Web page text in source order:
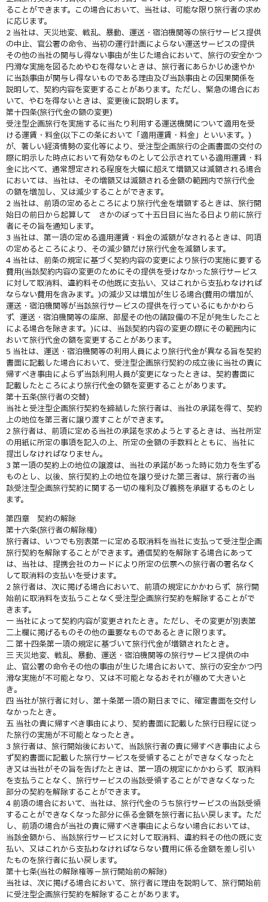
ることができます。この場合において、当社は、可能な限り旅行者の求め
に応じます。
2 当社は、天災地変、戦乱、暴動、運送・宿泊機関等の旅行サービス提供
の中止、官公署の命令、当初の運行計画によらない運送サービスの提供
その他の当社の関与し得ない事由が生じた場合において、旅行の安全かつ
円滑な実施を図るためやむを得ないときは、旅行者にあらかじめ速やか
に当該事由が関与し得ないものである理由及び当該事由との因果関係を
説明して、契約内容を変更することがあります。ただし、緊急の場合にお
いて、やむを得ないときは、変更後に説明します。
第十四条(旅行代金の額の変更)
受注型企画旅行を実施するに当たり利用する運送機関について適用を受
ける運賃・料金(以下この条において「適用運賃・料金」といいます。)
が、著しい経済情勢の変化等により、受注型企画旅行の企画書面の交付の
際に明示した時点において有効なものとして公示されている適用運賃・料
金に比べて、通常想定される程度を大幅に超えて増額又は減額される場合
においては、当社は、その増額又は減額される金額の範囲内で旅行代金
の額を増加し、又は減少することができます。
2 当社は、前項の定めるところにより旅行代金を増額するときは、旅行開
始日の前日から起算して さかのぼって十五日目に当たる日より前に旅行
者にその旨を通知します。
3 当社は、第一項の定める適用運賃・料金の減額がなされるときは、同項
の定めるところにより、その減少額だけ旅行代金を減額します。
4 当社は、前条の規定に基づく契約内容の変更により旅行の実施に要する
費用(当該契約内容の変更のためにその提供を受けなかった旅行サービス
に対して取消料、違約料その他既に支払い、又はこれから支払わなければ
ならない費用を含みます。)の減少又は増加が生じる場合(費用の増加が、
運送・宿泊機関等が当該旅行サービスの提供を行っているにもかかわら
ず、運送・宿泊機関等の座席、部屋その他の諸設備の不足が発生したこと
による場合を除きます。)には、当該契約内容の変更の際にその範囲内に
おいて旅行代金の額を変更することがあります。
5 当社は、運送・宿泊機関等の利用人員により旅行代金が異なる旨を契約
書面に記載した場合において、受注型企画旅行契約の成立後に当社の責に
帰すべき事由によらず当該利用人員が変更になったときは、契約書面に
記載したところにより旅行代金の額を変更することがあります。
第十五条(旅行者の交替)
当社と受注型企画旅行契約を締結した旅行者は、当社の承諾を得て、契約
上の地位を第三者に譲り渡すことができます。
2 旅行者は、前項に定める当社の承諾を求めようとするときは、当社所定
の用紙に所定の事項を記入の上、所定の金額の手数料とともに、当社に
提出しなければなりません。
3 第一項の契約上の地位の譲渡は、当社の承諾があった時に効力を生ずる
ものとし、以後、旅行契約上の地位を譲り受けた第三者は、旅行者の当
該受注型企画旅行契約に関する一切の権利及び義務を承継するものとし
ます。
第四章 契約の解除
第十六条(旅行者の解除権)
旅行者は、いつでも別表第一に定める取消料を当社に支払って受注型企画
旅行契約を解除することができます。通信契約を解除する場合にあって
は、当社は、提携会社のカードにより所定の伝票への旅行者の署名なく
して取消料の支払いを受けます。
2 旅行者は、次に掲げる場合において、前項の規定にかかわらず、旅行開
始前に取消料を支払うことなく受注型企画旅行契約を解除することがで
きます。
一 当社によって契約内容が変更されたとき。ただし、その変更が別表第
二上欄に掲げるものその他の重要なものであるときに限ります。
二 第十四条第一項の規定に基づいて旅行代金が増額されたとき。
三 天災地変、戦乱、暴動、運送・宿泊機関等の旅行サービス提供の中
止、官公署の命令その他の事由が生じた場合において、旅行の安全かつ円
滑な実施が不可能となり、又は不可能となるおそれが極めて大きいと
き。
四 当社が旅行者に対し、第十条第一項の期日までに、確定書面を交付し
なかったとき。
五 当社の責に帰すべき事由により、契約書面に記載した旅行日程に従っ
た旅行の実施が不可能となったとき。
3 旅行者は、旅行開始後において、当該旅行者の責に帰すべき事由によら
ず契約書面に記載した旅行サービスを受領することができなくなったと
き又は当社がその旨を告げたときは、第一項の規定にかかわらず、取消料
を支払うことなく、旅行サービスの当該受領することができなくなった
部分の契約を解除することができます。
4 前項の場合において、当社は、旅行代金のうち旅行サービスの当該受領
することができなくなった部分に係る金額を旅行者に払い戻します。ただ
し、前項の場合が当社の責に帰すべき事由によらない場合においては、
当該金額から、当該旅行サービスに対して取消料、違約料その他の既に支
払い、又はこれから支払わなければならない費用に係る金額を差し引い
たものを旅行者に払い戻します。
第十七条(当社の解除権等－旅行開始前の解除)
当社は、次に掲げる場合において、旅行者に理由を説明して、旅行開始前
に受注型企画旅行契約を解除することがあります。